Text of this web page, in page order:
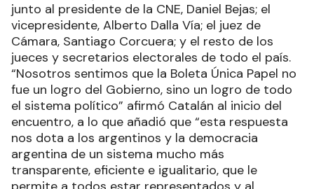
junto al presidente de la CNE, Daniel Bejas; el
vicepresidente, Alberto Dalla Vía; el juez de
Cámara, Santiago Corcuera; y el resto de los
jueces y secretarios electorales de todo el país.
“Nosotros sentimos que la Boleta Única Papel no
fue un logro del Gobierno, sino un logro de todo
el sistema político” afirmó Catalán al inicio del
encuentro, a lo que añadió que “esta respuesta
nos dota a los argentinos y la democracia
argentina de un sistema mucho más
transparente, eficiente e igualitario, que le